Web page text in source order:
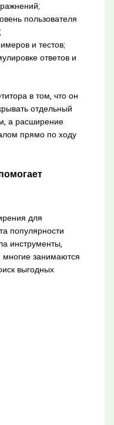
пользователя
и тестов;
ответов и
в том, что он
отдельный
а расширение
прямо по ходу
для
популярности
инструменты,
многие занимаются
выгодных